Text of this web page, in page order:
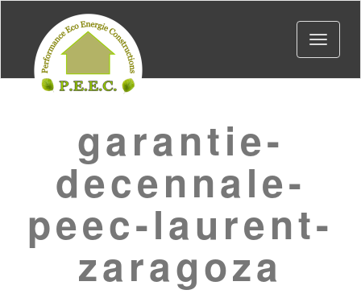
Toggle
garantie-
decennale-
peec-laurent-
zaragoza